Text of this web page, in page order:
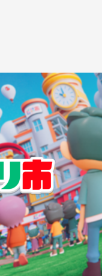
ニアリング
ニアリング
レートエンジニアリング
ティエンジニアリング